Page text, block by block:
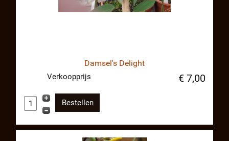
Damsel's Delight
Verkoopprijs € 7,00